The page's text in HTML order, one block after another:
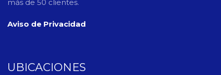
más de 50 clientes.
Aviso de Privacidad
UBICACIONES